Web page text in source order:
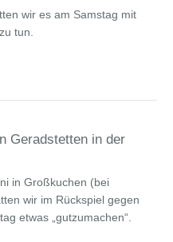
wir es am Samstag mit
tun.
Geradstetten in der
in Großkuchen (bei
wir im Rückspiel gegen
etwas „gutzumachen“.